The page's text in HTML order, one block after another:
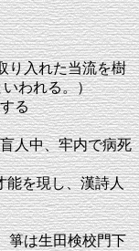
り入れた当流を樹
われる。）
る
人中、牢内で病死
能を現し、漢詩人
箏は生田検校門下